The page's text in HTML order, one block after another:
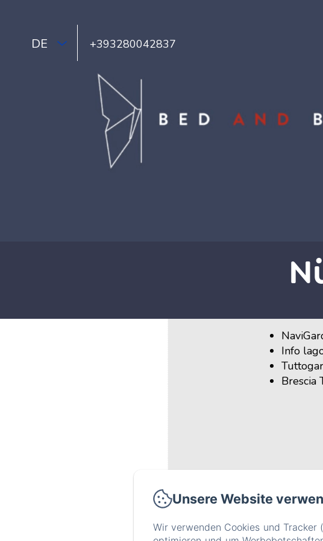
DE +393280042837
Info
Brescia
Unsere Website
Wir verwenden Cookies und